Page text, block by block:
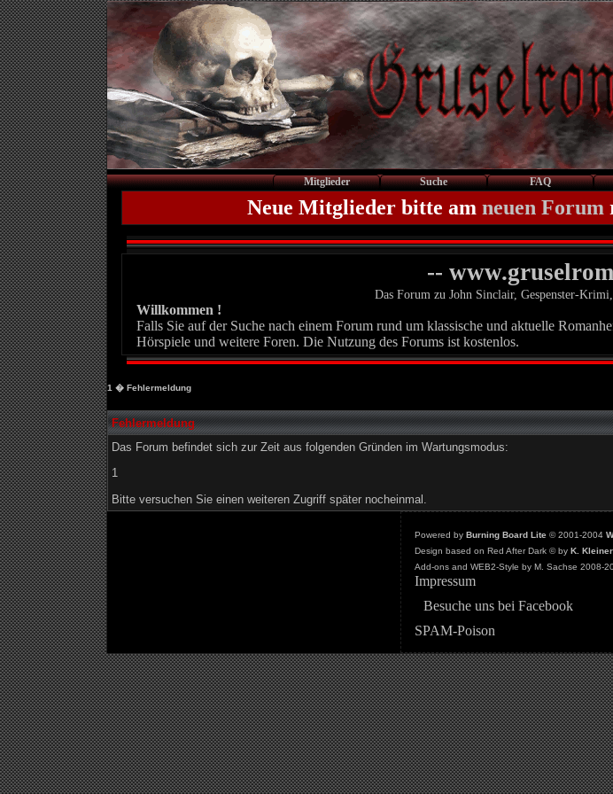
Mitglieder Suche FAQ
Neue Mitglieder bitte am neuen Forum
--
Das Forum zu John Sinclair, Gespenster-
Willkommen !
Falls Sie auf der Suche nach einem Forum rund um klassische und aktuelle
Hörspiele und weitere Foren. Die Nutzung des Forums ist kostenlos.
1 � Fehlermeldung
Fehlermeldung
Das Forum befindet sich zur Zeit aus folgenden Gründen im Wartungsmodus:
1
Bitte versuchen Sie einen weiteren Zugriff später nocheinmal.
Powered by Burning Board Lite© 2001-2004
Design based on Red After Dark © by K.
Add-ons and WEB2-Style by M. Sachse 2008-
Impressum
Besuche uns bei Facebook
SPAM-Poison